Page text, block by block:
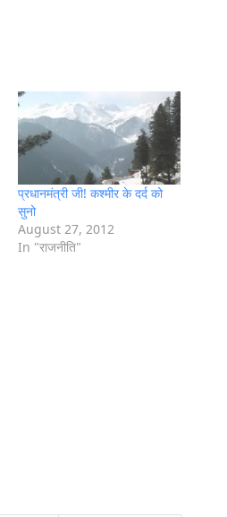
प्रधानमंत्री जी! कश्मीर के दर्द को
सुनो
August 27, 2012
In "राजनीति"